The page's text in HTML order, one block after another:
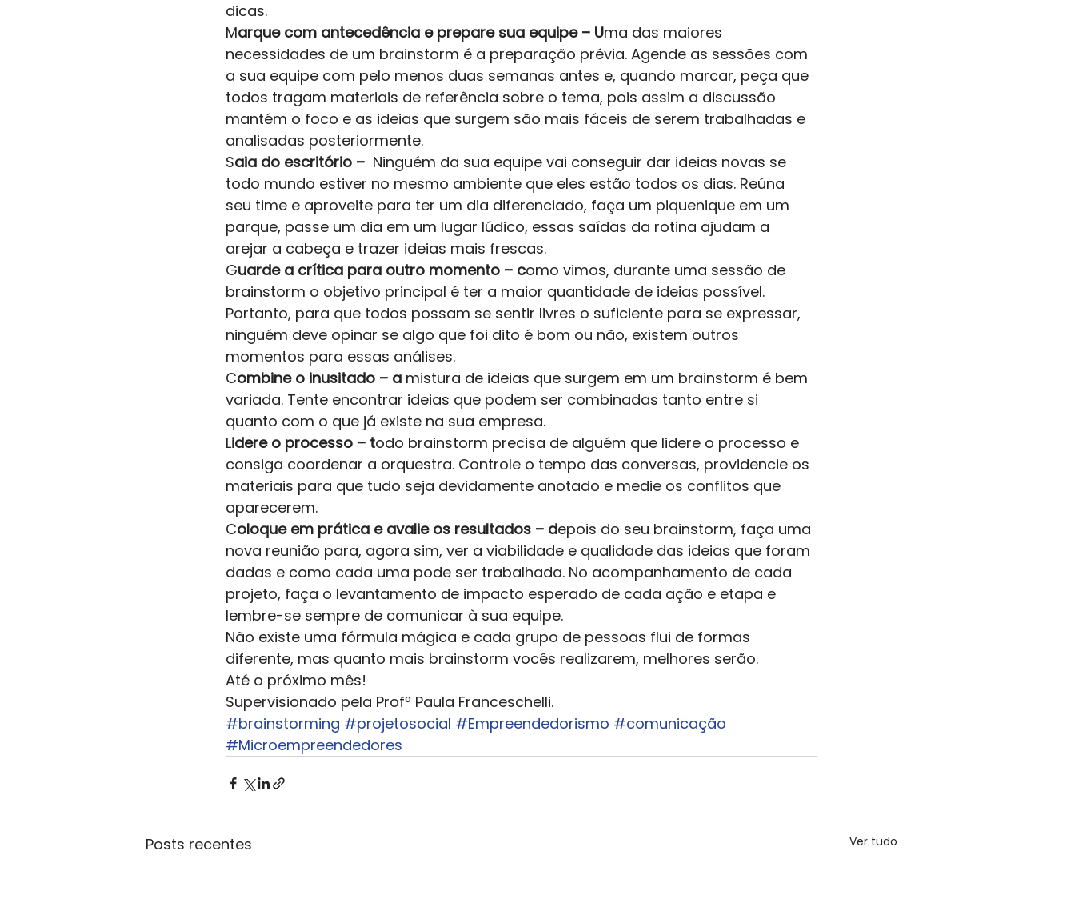
dicas.
Marque com antecedência e prepare sua equipe – Uma das maiores
necessidades de um brainstorm é a preparação prévia. Agende as sessões com
a sua equipe com pelo menos duas semanas antes e, quando marcar, peça que
todos tragam materiais de referência sobre o tema, pois assim a discussão
mantém o foco e as ideias que surgem são mais fáceis de serem trabalhadas e
analisadas posteriormente.
Saia do escritório – Ninguém da sua equipe vai conseguir dar ideias novas se
todo mundo estiver no mesmo ambiente que eles estão todos os dias. Reúna
seu time e aproveite para ter um dia diferenciado, faça um piquenique em um
parque, passe um dia em um lugar lúdico, essas saídas da rotina ajudam a
arejar a cabeça e trazer ideias mais frescas.
Guarde a crítica para outro momento – como vimos, durante uma sessão de
brainstorm o objetivo principal é ter a maior quantidade de ideias possível.
Portanto, para que todos possam se sentir livres o suficiente para se expressar,
ninguém deve opinar se algo que foi dito é bom ou não, existem outros
momentos para essas análises.
Combine o inusitado – a mistura de ideias que surgem em um brainstorm é bem
variada. Tente encontrar ideias que podem ser combinadas tanto entre si
quanto com o que já existe na sua empresa.
Lidere o processo – todo brainstorm precisa de alguém que lidere o processo e
consiga coordenar a orquestra. Controle o tempo das conversas, providencie os
materiais para que tudo seja devidamente anotado e medie os conflitos que
aparecerem.
Coloque em prática e avalie os resultados – depois do seu brainstorm, faça uma
nova reunião para, agora sim, ver a viabilidade e qualidade das ideias que foram
dadas e como cada uma pode ser trabalhada. No acompanhamento de cada
projeto, faça o levantamento de impacto esperado de cada ação e etapa e
lembre-se sempre de comunicar à sua equipe.
Não existe uma fórmula mágica e cada grupo de pessoas flui de formas
diferente, mas quanto mais brainstorm vocês realizarem, melhores serão.
Até o próximo mês!
Supervisionado pela Profª Paula Franceschelli.
#brainstorming #projetosocial #Empreendedorismo #comunicação
#Microempreendedores
Posts recentes Ver tudo